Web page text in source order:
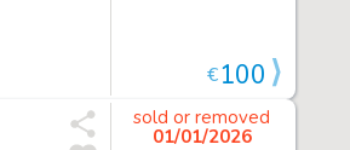
€100
sold or removed
01/01/2026